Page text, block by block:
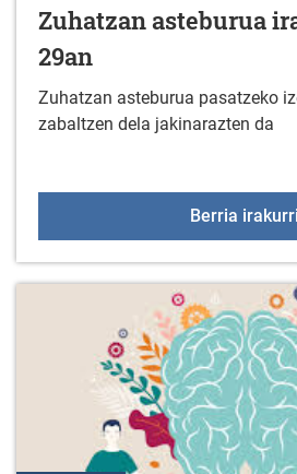
Zuhatzan asteburua
29an
Zuhatzan asteburua pasatzeko
zabaltzen dela jakinarazten da
Berria irakurri